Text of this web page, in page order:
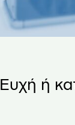
Ευχή ή